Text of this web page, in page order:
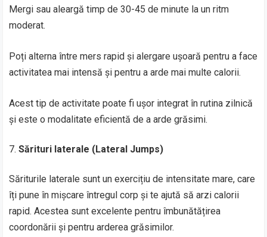
Mergi sau aleargă timp de 30-45 de minute la un ritm
moderat.
Poți alterna între mers rapid și alergare ușoară pentru a face
activitatea mai intensă și pentru a arde mai multe calorii.
Acest tip de activitate poate fi ușor integrat în rutina zilnică
și este o modalitate eficientă de a arde grăsimi.
Sărituri laterale (Lateral Jumps)
Săriturile laterale sunt un exercițiu de intensitate mare, care
îți pune în mișcare întregul corp și te ajută să arzi calorii
rapid. Acestea sunt excelente pentru îmbunătățirea
coordonării și pentru arderea grăsimilor.